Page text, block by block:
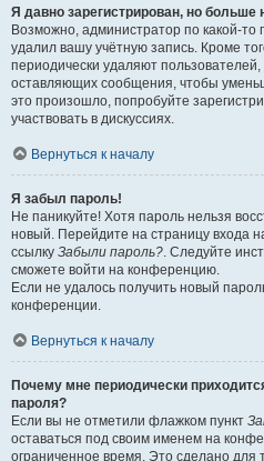
Я давно зарегистрирован, но больше
Возможно, администратор по какой-то
удалил вашу учётную запись. Кроме
периодически удаляют
оставляющих сообщения, чтобы
это произошло, попробуйте
участвовать в дискуссиях.
Вернуться к началу
Я забыл пароль!
Не паникуйте! Хотя пароль нельзя
новый. Перейдите на страницу входа
ссылку Забыли пароль?. Следуйте
сможете войти на конференцию.
Если не удалось получить новый
конференции.
Вернуться к началу
Почему мне периодически
пароля?
Если вы не отметили флажком пункт
оставаться под своим именем на
ограниченное время. Это сделано для